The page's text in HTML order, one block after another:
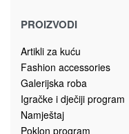
PROIZVODI
Artikli za kuću
Fashion accessories
Galerijska roba
Igračke i dječiji program
Namještaj
Poklon program